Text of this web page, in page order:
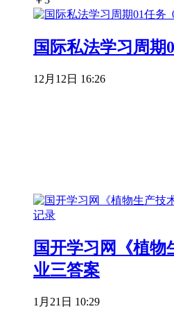
国际私法学习周期
12月12日 16:26
国开学习网《植物
业三答案
1月21日 10:29